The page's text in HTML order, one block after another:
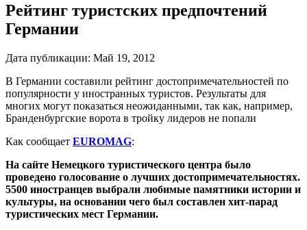
Рейтинг туристских предпочтений
Германии
Дата публикации: Май 19, 2012
В Германии составили рейтинг достопримечательностей по
популярности у иностранных туристов. Результаты для
многих могут показаться неожиданными, так как, например,
Бранденбургские ворота в тройку лидеров не попали
Как сообщает EUROMAG:
На сайте Немецкого туристического центра было
проведено голосование о лучших достопримечательностях.
5500 иностранцев выбрали любимые памятники истории и
культуры, на основании чего был составлен хит-парад
туристических мест Германии.